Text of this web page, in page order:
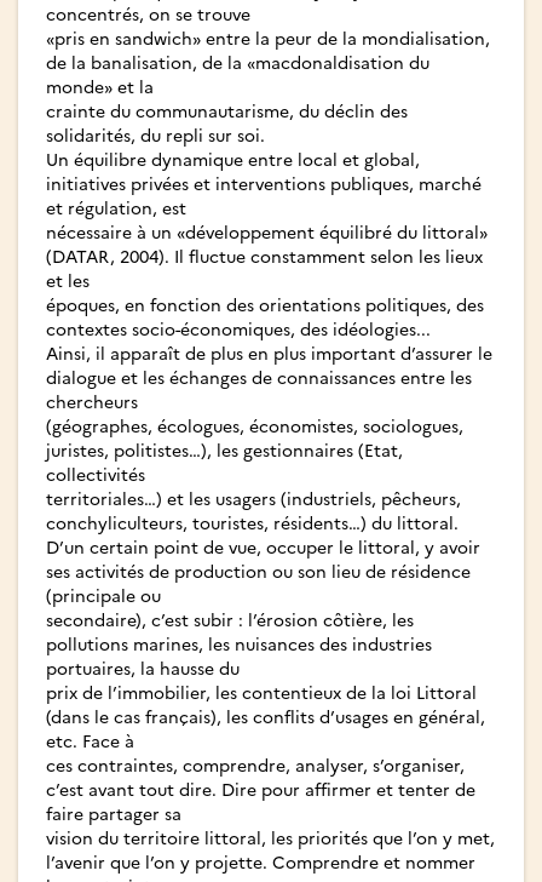
concentrés, on se trouve
«pris en sandwich» entre la peur de la mondialisation,
de la banalisation, de la «macdonaldisation du
monde» et la
crainte du communautarisme, du déclin des
solidarités, du repli sur soi.
Un équilibre dynamique entre local et global,
initiatives privées et interventions publiques, marché
et régulation, est
nécessaire à un «développement équilibré du littoral»
(DATAR, 2004). Il fluctue constamment selon les lieux
et les
époques, en fonction des orientations politiques, des
contextes socio-économiques, des idéologies...
Ainsi, il apparaît de plus en plus important d’assurer le
dialogue et les échanges de connaissances entre les
chercheurs
(géographes, écologues, économistes, sociologues,
juristes, politistes…), les gestionnaires (Etat,
collectivités
territoriales…) et les usagers (industriels, pêcheurs,
conchyliculteurs, touristes, résidents…) du littoral.
D’un certain point de vue, occuper le littoral, y avoir
ses activités de production ou son lieu de résidence
(principale ou
secondaire), c’est subir : l’érosion côtière, les
pollutions marines, les nuisances des industries
portuaires, la hausse du
prix de l’immobilier, les contentieux de la loi Littoral
(dans le cas français), les conflits d’usages en général,
etc. Face à
ces contraintes, comprendre, analyser, s’organiser,
c’est avant tout dire. Dire pour affirmer et tenter de
faire partager sa
vision du territoire littoral, les priorités que l’on y met,
l’avenir que l’on y projette. Comprendre et nommer